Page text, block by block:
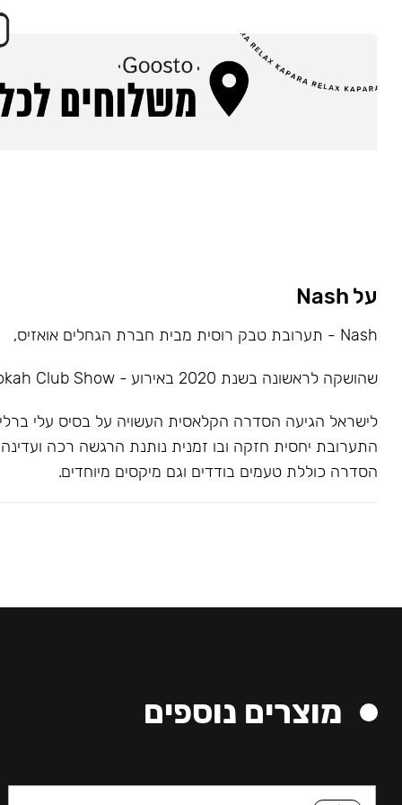
על Nash
Nash - תערובת טבק רוסית מבית חברת הגחלים אואזיס,
שהושקה לראשונה בשנת 2020 באירוע - Hookah Club Show.
לישראל הגיעה הסדרה הקלאסית העשויה על בסיס עלי
התערובת יחסית חזקה ובו זמנית נותנת הרגשה רכה ועדינה
הסדרה כוללת טעמים בודדים וגם מיקסים מיוחדים.
מוצרים נוספים